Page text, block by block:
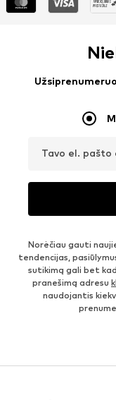
Tavo el. pašto
Norėčiau gauti
tendencijas,
sutikimą gali bet
pranešimą adresu
naudojantis